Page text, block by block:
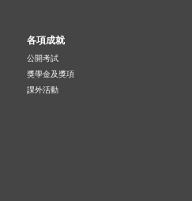
各項成就
公開考試
獎學金及獎項
課外活動